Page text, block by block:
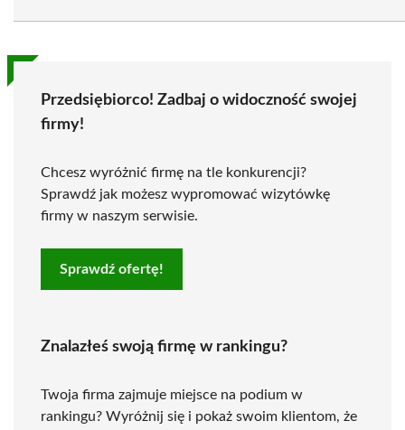
Przedsiębiorco! Zadbaj o widoczność swojej
firmy!
Chcesz wyróżnić firmę na tle konkurencji?
Sprawdź jak możesz wypromować wizytówkę
firmy w naszym serwisie.
Sprawdź ofertę!
Znalazłeś swoją firmę w rankingu?
Twoja firma zajmuje miejsce na podium w
rankingu? Wyróżnij się i pokaż swoim klientom, że